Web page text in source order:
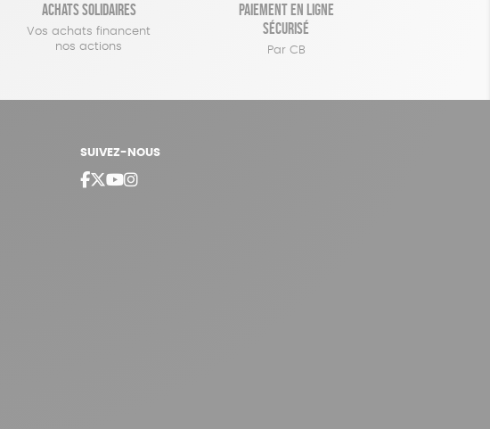
Achats solidaires
Vos achats financent
nos actions
Paiement en ligne
sécurisé
Par CB
SUIVEZ-NOUS